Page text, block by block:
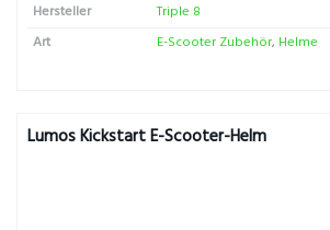
Hersteller
Triple 8
Art
E-Scooter Zubehör, Helme
Lumos Kickstart E-Scooter-Helm